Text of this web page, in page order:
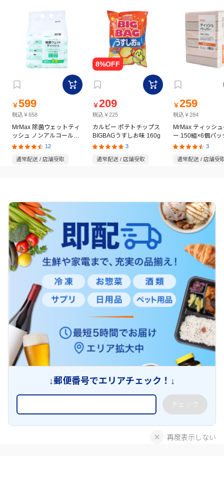
￥599
税込￥658
MrMax 除菌ウェットティ
ッシュ ノンアルコールタ
イプ 60枚×8個パック
12
通常配送 / 店舗受取
￥209
税込￥225
カルビー ポテトチップス
BIGBAGうすしお味 160g
3
通常配送 / 店舗受取
￥259
税込￥284
MrMax ティッシ
ー 150組×6個パッ
3
通常配送 / 店舗受
↓郵便番号でエリアチェック！↓
チェック
再度表示しない